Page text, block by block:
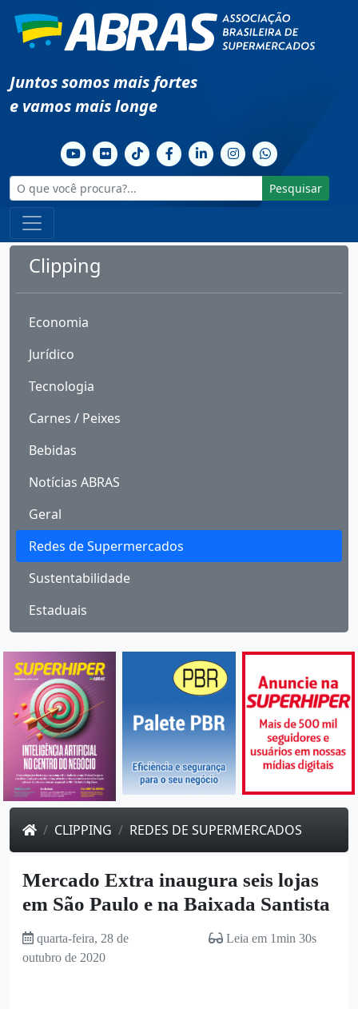
Juntos somos mais fortes
e vamos mais longe
Pesquisar
Clipping
Economia
Jurídico
Tecnologia
Carnes / Peixes
Bebidas
Notícias ABRAS
Geral
Redes de Supermercados
Sustentabilidade
Estaduais
CLIPPING REDES DE SUPERMERCADOS
Mercado Extra inaugura seis lojas
em São Paulo e na Baixada Santista
quarta-feira, 28 de
outubro de 2020
Leia em 1min 30s